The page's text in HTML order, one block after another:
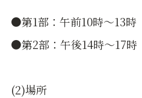
●第1部：午前10時～13時
●第2部：午後14時～17時
(2)場所